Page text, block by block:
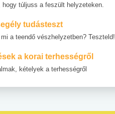
hogy túljuss a feszült helyzeteken.
tudásteszt
a teendő vészhelyzetben? Teszteld!
a korai terhességről
kételyek a terhességről